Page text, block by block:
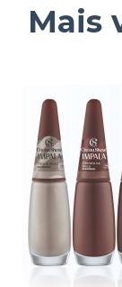
Mais